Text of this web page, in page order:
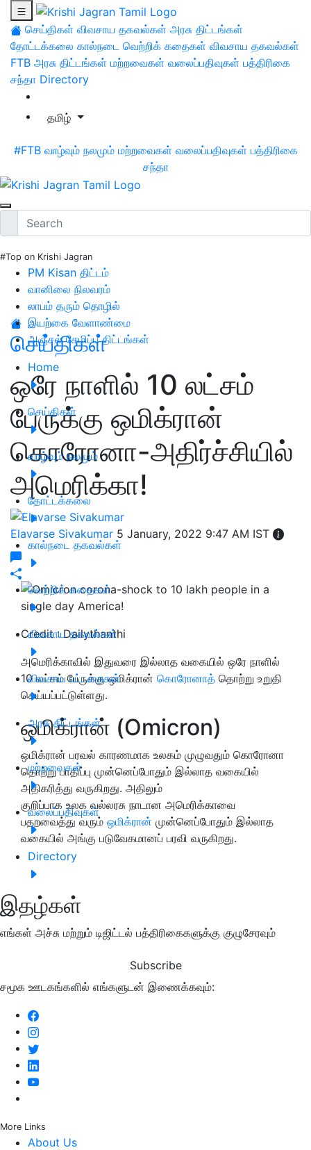
செய்திகள் விவசாய தகவல்கள் அரசு திட்டங்கள்
தோட்டக்கலை கால்நடை வெற்றிக் கதைகள் விவசாய தகவல்கள்
FTB அரசு திட்டங்கள் மற்றவைகள் வலைப்பதிவுகள் பத்திரிகை
சந்தா Directory
தமிழ்
#FTB வாழ்வும் நலமும் மற்றவைகள் வலைப்பதிவுகள் பத்திரிகை
சந்தா
#Top on Krishi Jagran
PM Kisan திட்டம்
வானிலை நிலவரம்
லாபம் தரும் தொழில்
இயற்கை வேளாண்மை
அஞ்சல் சேமிப்பு திட்டங்கள்
Home
செய்திகள்
வாழ்வும் நலமும்
தோட்டக்கலை
கால்நடை தகவல்கள்
வெற்றிக் கதைகள்
விவசாய தகவல்கள்
விவசாய பட்டறைகள்
அரசு திட்டங்கள்
மற்றவைகள்
வலைப்பதிவுகள்
Directory
இதழ்கள்
எங்கள் அச்சு மற்றும் டிஜிட்டல் பத்திரிகைகளுக்கு குழுசேரவும்
Subscribe
சமூக ஊடகங்களில் எங்களுடன் இணைக்கவும்:
More Links
About Us
செய்திகள்
ஒரே நாளில் 10 லட்சம்
பேருக்கு ஒமிக்ரான்
கொரோனா-அதிர்ச்சியில்
அமெரிக்கா!
Elavarse Sivakumar 5 January, 2022 9:47 AM IST
Credit : Dailythanthi
அமெரிக்காவில் இதுவரை இல்லாத வகையில் ஒரே நாளில்
10 லட்சம் பேருக்கு ஒமிக்ரான் கொரோனாத் தொற்று உறுதி
செய்யப்பட்டுள்ளது.
ஒமிக்ரான் (Omicron)
ஒமிக்ரான் பரவல் காரணமாக உலகம் முழுவதும் கொரோனா
தொற்று பாதிப்பு முன்னெப்போதும் இல்லாத வகையில்
அதிகரித்து வருகிறது. அதிலும்
குறிப்பாக உலக வல்லரசு நாடான அமெரிக்காவை
பதறவைத்து வரும் ஒமிக்ரான் முன்னெப்போதும் இல்லாத
வகையில் அங்கு படுவேகமானப் பரவி வருகிறது.